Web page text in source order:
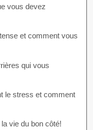
vous devez
et comment vous
qui vous
le stress et comment
vie du bon côté!